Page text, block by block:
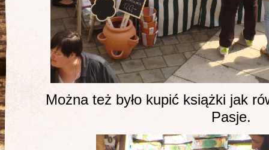
Można też było kupić książki jak
Pasje.